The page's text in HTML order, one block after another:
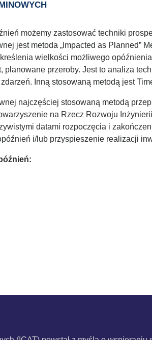
możemy zastosować techniki
jest metoda „Impacted as Planned”
wielkości możliwego
planowane przeroby. Jest to analiza
Inną stosowaną metodą jest
najczęściej stosowaną metodą
na Rzecz Rozwoju
datami rozpoczęcia i
i/lub przyspieszenie realizacji